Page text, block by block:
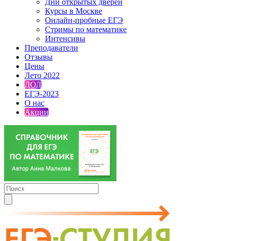
Дни открытых дверей
Курсы в Москве
Онлайн-пробные ЕГЭ
Стримы по математике
Интенсивы
Преподаватели
Отзывы
Цены
Лето 2022
ДОД
ЕГЭ-2023
О нас
Акции